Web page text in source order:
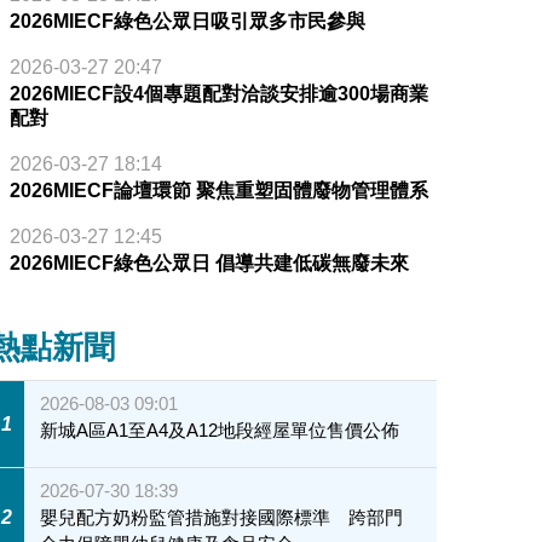
2026MIECF綠色公眾日吸引眾多市民參與
2026-03-27 20:47
2026MIECF設4個專題配對洽談安排逾300場商業
配對
2026-03-27 18:14
2026MIECF論壇環節 聚焦重塑固體廢物管理體系
2026-03-27 12:45
2026MIECF綠色公眾日 倡導共建低碳無廢未來
點新聞
1
2026-08-03 09:01
新城A區A1至A4及A12地段經屋單位售價公佈
2
2026-07-30 18:39
嬰兒配方奶粉監管措施對接國際標準 跨部門